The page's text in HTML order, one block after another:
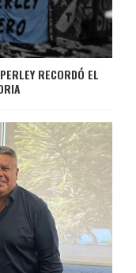
RECORDÓ EL